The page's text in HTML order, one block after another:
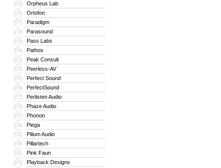
215 Orpheus Lab
216 Ortofon
217 Paradigm
218 Parasound
219 Pass Labs
220 Pathos
221 Peak Consult
222 Peerless-AV
223 Perfect Sound
224 PerfectSound
225 Perlisten Audio
226 Phaze Audio
227 Phonon
228 Piega
229 Pilium Audio
230 Pillartech
231 Pink Faun
232 Playback Designs